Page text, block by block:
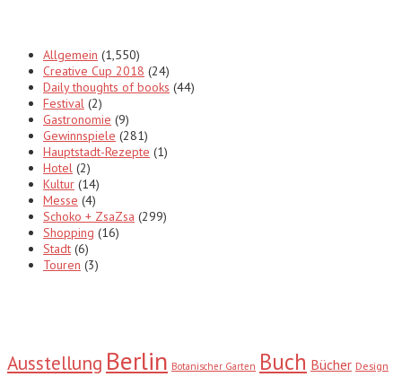
Allgemein (1,550)
Creative Cup 2018 (24)
Daily thoughts of books (44)
Festival (2)
Gastronomie (9)
Gewinnspiele (281)
Hauptstadt-Rezepte (1)
Hotel (2)
Kultur (14)
Messe (4)
Schoko + ZsaZsa (299)
Shopping (16)
Stadt (6)
Touren (3)
Ausstellung Berlin Botanischer Garten Buch Bücher Design